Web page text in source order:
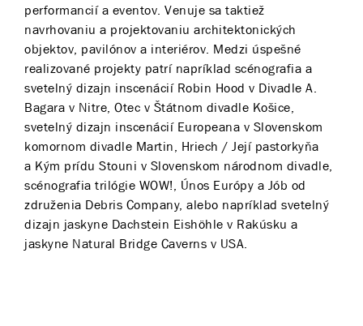
performancií a eventov. Venuje sa taktiež
navrhovaniu a projektovaniu architektonických
objektov, pavilónov a interiérov. Medzi úspešné
realizované projekty patrí napríklad scénografia a
svetelný dizajn inscenácií Robin Hood v Divadle A.
Bagara v Nitre, Otec v Štátnom divadle Košice,
svetelný dizajn inscenácií Europeana v Slovenskom
komornom divadle Martin, Hriech / Její pastorkyňa
a Kým prídu Stouni v Slovenskom národnom divadle,
scénografia trilógie WOW!, Únos Európy a Jób od
združenia Debris Company, alebo napríklad svetelný
dizajn jaskyne Dachstein Eishöhle v Rakúsku a
jaskyne Natural Bridge Caverns v USA.